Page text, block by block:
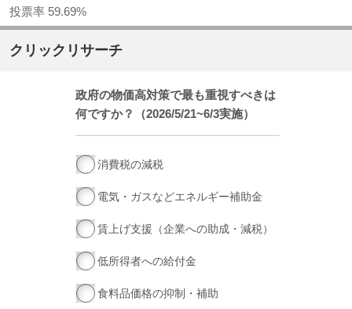
投票率 59.69%
クリックリサーチ
政府の物価高対策で最も重視すべきは
何ですか？（2026/5/21~6/3実施）
消費税の減税
電気・ガスなどエネルギー補助金
賃上げ支援（企業への助成・減税）
低所得者への給付金
食料品価格の抑制・補助